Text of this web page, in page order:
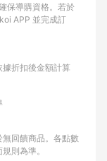
保導購資格。若於
APP 並完成訂
折扣後金額計算
回饋商品。各點數
則為準。